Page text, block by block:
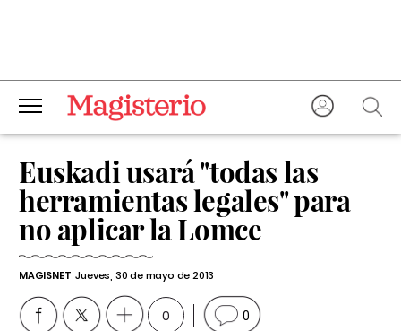
Euskadi usará "todas las
herramientas legales" para
no aplicar la Lomce
MAGISNET Jueves, 30 de mayo de 2013
0 0